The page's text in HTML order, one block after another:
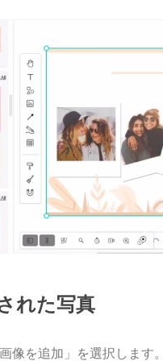
れた写真
像を追加」を選択します